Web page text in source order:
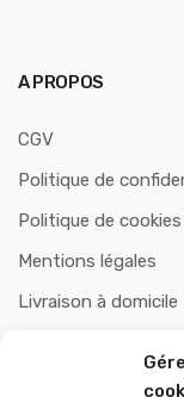
A PROPOS
CGV
Politique de
Politique de cookies
Mentions légales
Livraison à domicile
Politiques de